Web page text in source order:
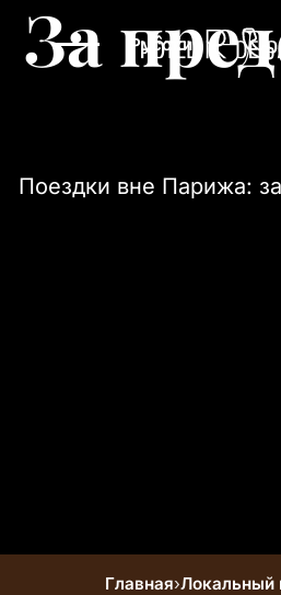
Русский
За
Поездки вне Парижа:
Главная›Локальный